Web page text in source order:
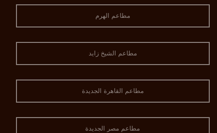
مطاعم الهرم
مطاعم الشيخ زايد
مطاعم القاهرة الجديدة
مطاعم مصر الجديدة